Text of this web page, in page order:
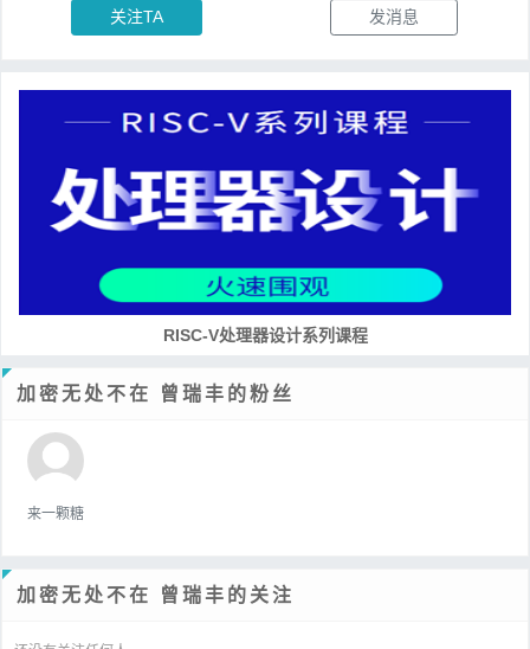
关注TA 发消息
RISC-V处理器设计系列课程
加密无处不在 曾瑞丰的粉丝
来一颗糖
加密无处不在 曾瑞丰的关注